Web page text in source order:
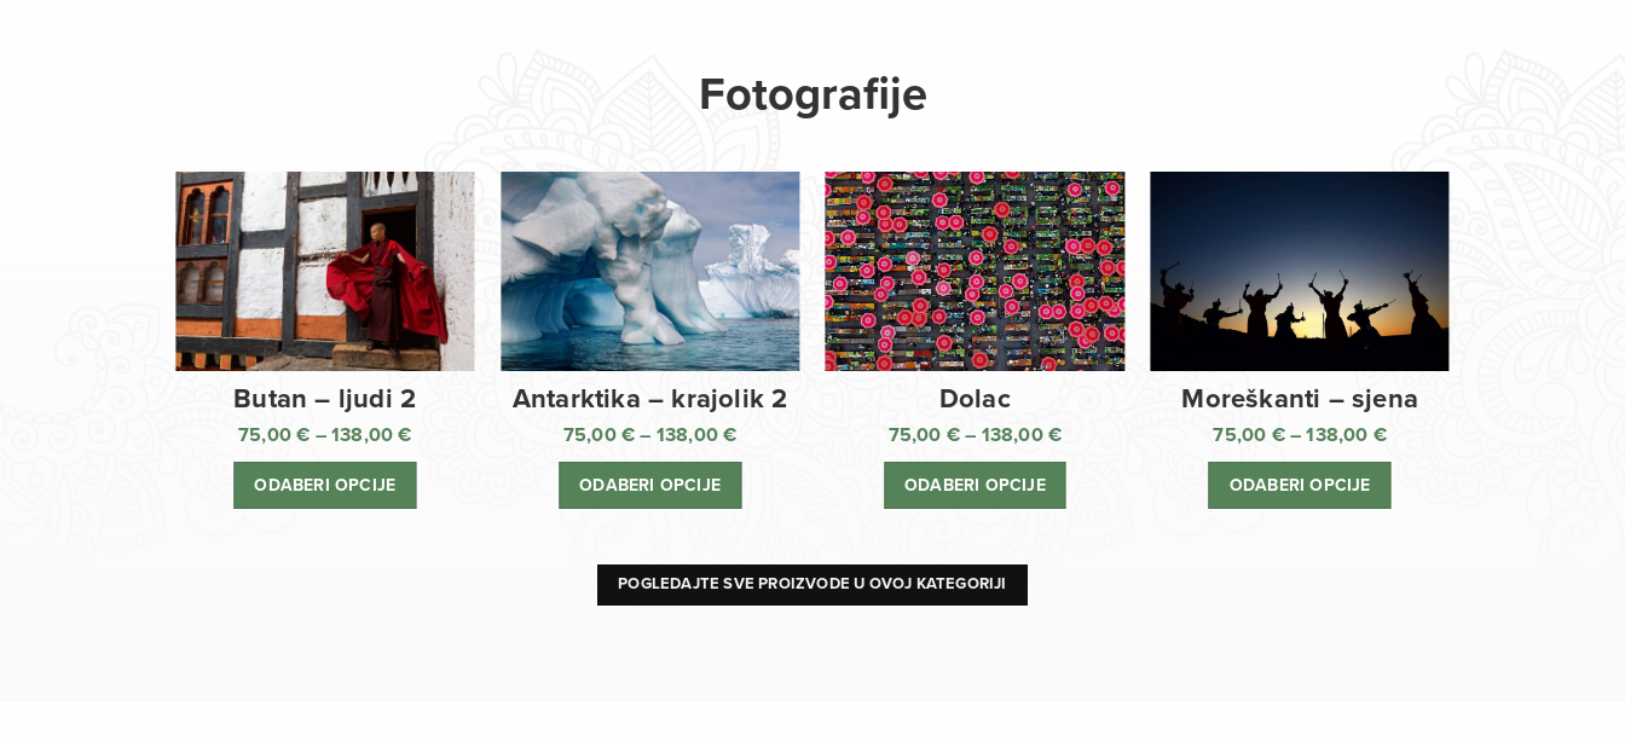
Fotografije
Butan – ljudi 2
75,00€ – 138,00€
ODABERI OPCIJE
Antarktika – krajolik 2
75,00 € – 138,00€
138,00 €
ODABERI OPCIJE
Dolac
75,00 € – 138,00 €
cijena:
ODABERI OPCIJE
Moreškanti – sjena
75,00 € – 138,00 €Raspon
cijena:
ODABERI OPCIJE
POGLEDAJTE SVE PROIZVODE U OVOJ KATEGORIJI